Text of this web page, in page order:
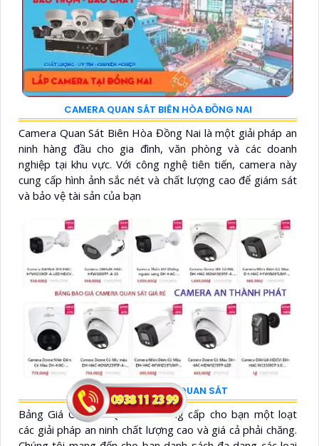
CAMERA QUAN SÁT BIÊN HÒA ĐỒNG NAI
Camera Quan Sát Biên Hòa Đồng Nai là một giải pháp an
ninh hàng đầu cho gia đình, văn phòng và các doanh
nghiệp tại khu vực. Với công nghệ tiên tiến, camera này
cung cấp hình ảnh sắc nét và chất lượng cao để giám sát
và bảo vệ tài sản của bạn
BẢNG GIÁ CAMERA QUAN SÁT
Bảng Giá Camera Quan Sát cung cấp cho bạn một loạt
các giải pháp an ninh chất lượng cao và giá cả phải chăng.